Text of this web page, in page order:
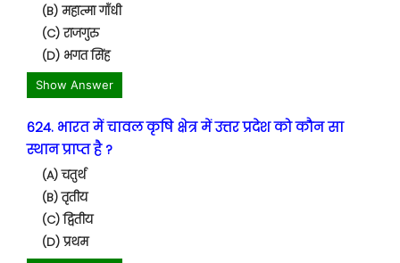
(B) महात्मा गाँधी
(C) राजगुरु
(D) भगत सिंह
Show Answer
624. भारत में चावल कृषि क्षेत्र में उत्तर प्रदेश को कौन सा
स्थान प्राप्त है ?
(A) चतुर्थ
(B) तृतीय
(C) द्वितीय
(D) प्रथम